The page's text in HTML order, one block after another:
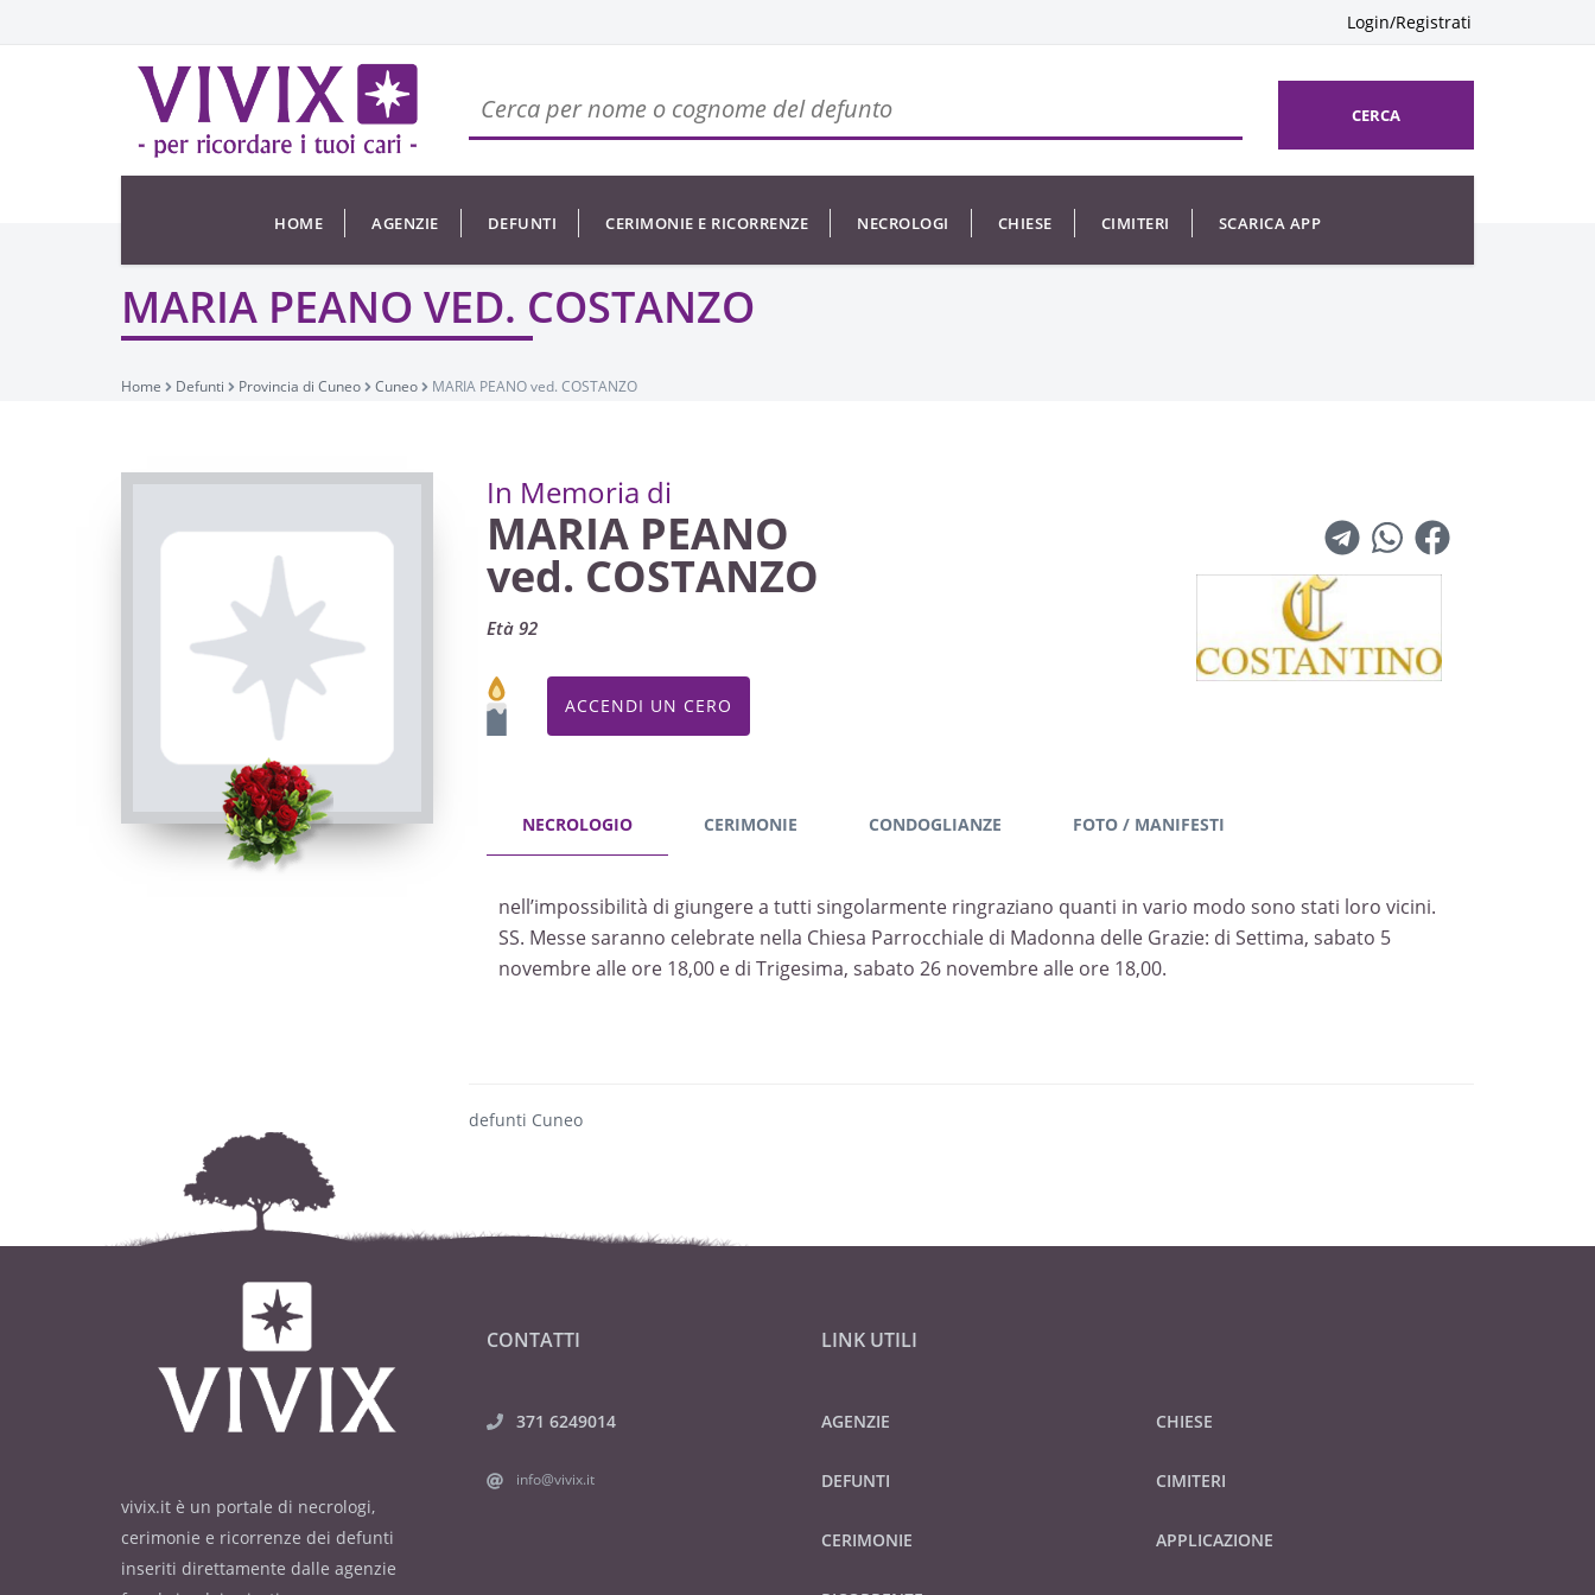
Login/Registrati
CERCA
HOME AGENZIE DEFUNTI CERIMONIE E RICORRENZE NECROLOGI CHIESE CIMITERI SCARICA APP
MARIA PEANO VED. COSTANZO
Home Defunti Provincia di Cuneo Cuneo MARIA PEANO ved. COSTANZO
In Memoria di
MARIA PEANO
ved. COSTANZO
Età 92
ACCENDI UN CERO
NECROLOGIO CERIMONIE CONDOGLIANZE FOTO / MANIFESTI
nell’impossibilità di giungere a tutti singolarmente ringraziano quanti in vario modo sono stati loro vicini.
SS. Messe saranno celebrate nella Chiesa Parrocchiale di Madonna delle Grazie: di Settima, sabato 5
novembre alle ore 18,00 e di Trigesima, sabato 26 novembre alle ore 18,00.
defunti Cuneo
vivix.it è un portale di necrologi,
cerimonie e ricorrenze dei defunti
inseriti direttamente dalle agenzie
CONTATTI
371 6249014
info@vivix.it
LINK UTILI
AGENZIE
DEFUNTI
CERIMONIE
CHIESE
CIMITERI
APPLICAZIONE